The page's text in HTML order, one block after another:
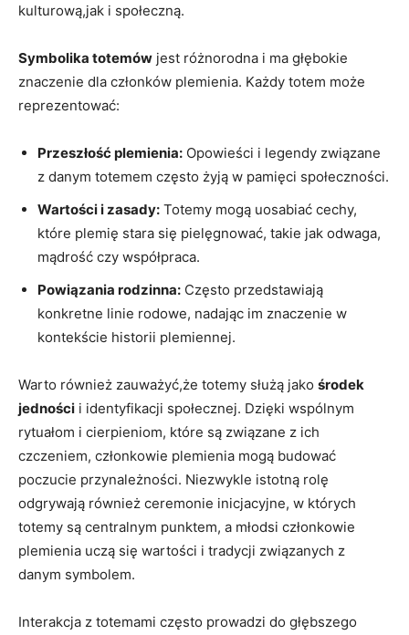
kulturową,jak i społeczną.
Symbolika totemów jest różnorodna i ma głębokie
znaczenie dla członków plemienia. Każdy totem może
reprezentować:
Przeszłość plemienia: Opowieści i legendy związane
z danym totemem często żyją w pamięci społeczności.
Wartości i zasady: Totemy mogą uosabiać cechy,
które plemię stara się pielęgnować, takie jak odwaga,
mądrość czy współpraca.
Powiązania rodzinna: Często przedstawiają
konkretne linie rodowe, nadając im znaczenie w
kontekście historii plemiennej.
Warto również zauważyć,że totemy służą jako środek
jedności i identyfikacji społecznej. Dzięki wspólnym
rytuałom i cierpieniom, które są związane z ich
czczeniem, członkowie plemienia mogą budować
poczucie przynależności. Niezwykle istotną rolę
odgrywają również ceremonie inicjacyjne, w których
totemy są centralnym punktem, a młodsi członkowie
plemienia uczą się wartości i tradycji związanych z
danym symbolem.
Interakcja z totemami często prowadzi do głębszego